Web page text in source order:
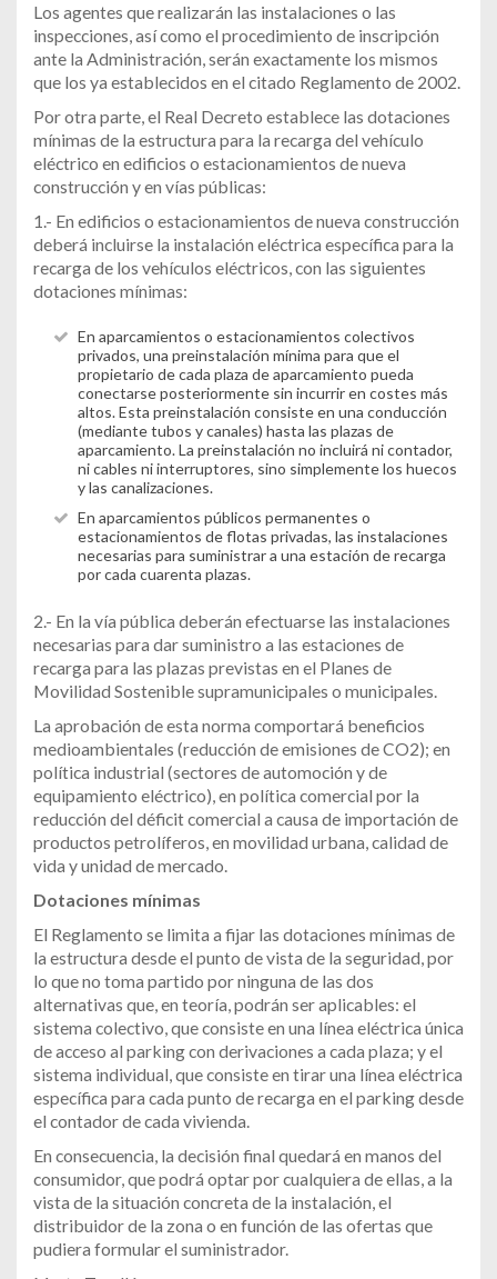
Los agentes que realizarán las instalaciones o las
inspecciones, así como el procedimiento de inscripción
ante la Administración, serán exactamente los mismos
que los ya establecidos en el citado Reglamento de 2002.
Por otra parte, el Real Decreto establece las dotaciones
mínimas de la estructura para la recarga del vehículo
eléctrico en edificios o estacionamientos de nueva
construcción y en vías públicas:
1.- En edificios o estacionamientos de nueva construcción
deberá incluirse la instalación eléctrica específica para la
recarga de los vehículos eléctricos, con las siguientes
dotaciones mínimas:
En aparcamientos o estacionamientos colectivos
privados, una preinstalación mínima para que el
propietario de cada plaza de aparcamiento pueda
conectarse posteriormente sin incurrir en costes más
altos. Esta preinstalación consiste en una conducción
(mediante tubos y canales) hasta las plazas de
aparcamiento. La preinstalación no incluirá ni contador,
ni cables ni interruptores, sino simplemente los huecos
y las canalizaciones.
En aparcamientos públicos permanentes o
estacionamientos de flotas privadas, las instalaciones
necesarias para suministrar a una estación de recarga
por cada cuarenta plazas.
2.- En la vía pública deberán efectuarse las instalaciones
necesarias para dar suministro a las estaciones de
recarga para las plazas previstas en el Planes de
Movilidad Sostenible supramunicipales o municipales.
La aprobación de esta norma comportará beneficios
medioambientales (reducción de emisiones de CO2); en
política industrial (sectores de automoción y de
equipamiento eléctrico), en política comercial por la
reducción del déficit comercial a causa de importación de
productos petrolíferos, en movilidad urbana, calidad de
vida y unidad de mercado.
Dotaciones mínimas
El Reglamento se limita a fijar las dotaciones mínimas de
la estructura desde el punto de vista de la seguridad, por
lo que no toma partido por ninguna de las dos
alternativas que, en teoría, podrán ser aplicables: el
sistema colectivo, que consiste en una línea eléctrica única
de acceso al parking con derivaciones a cada plaza; y el
sistema individual, que consiste en tirar una línea eléctrica
específica para cada punto de recarga en el parking desde
el contador de cada vivienda.
En consecuencia, la decisión final quedará en manos del
consumidor, que podrá optar por cualquiera de ellas, a la
vista de la situación concreta de la instalación, el
distribuidor de la zona o en función de las ofertas que
pudiera formular el suministrador.